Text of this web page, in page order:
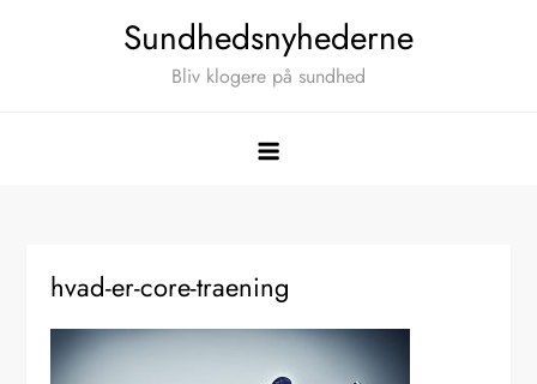
Sundhedsnyhederne
Bliv klogere på sundhed
hvad-er-core-traening